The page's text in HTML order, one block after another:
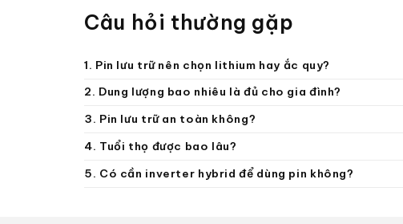
Câu hỏi thường gặp
1. Pin lưu trữ nên chọn lithium hay ắc quy?
2. Dung lượng bao nhiêu là đủ cho gia đình?
3. Pin lưu trữ an toàn không?
4. Tuổi thọ được bao lâu?
5. Có cần inverter hybrid để dùng pin không?